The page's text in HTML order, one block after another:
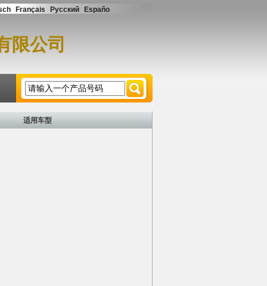
Français Русский Españo
限公司
请输入一个产品号码
适用车型